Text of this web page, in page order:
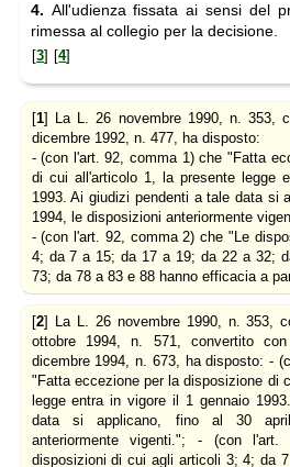
4. All'udienza fissata ai sensi del
rimessa al collegio per la decisione.
3] [4]
[1] La L. 26 novembre 1990, n. 353,
dicembre 1992, n. 477, ha disposto:
- (con l'art. 92, comma 1) che "Fatta
di cui all'articolo 1, la presente legge
1993. Ai giudizi pendenti a tale data si
1994, le disposizioni anteriormente
- (con l'art. 92, comma 2) che "Le
4; da 7 a 15; da 17 a 19; da 22 a 32;
73; da 78 a 83 e 88 hanno efficacia a
[2] La L. 26 novembre 1990, n. 353,
ottobre 1994, n. 571, convertito
dicembre 1994, n. 673, ha disposto: -
"Fatta eccezione per la disposizione di
legge entra in vigore il 1 gennaio
data si applicano, fino al 30
anteriormente vigenti."; - (con
disposizioni di cui agli articoli 3; 4; da